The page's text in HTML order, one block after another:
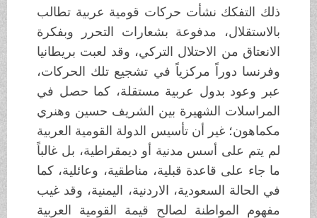
ذلك التفكك نشأت حركات قومية عربية تطالب
بالاستقلال، مدفوعة بشعارات التحرر وبفكرة
الانعتاق من الاحتلال التركي، وقد لعبت بريطانيا
وفرنسا دوراً مركزياً في تشجيع تلك الحركات،
عبر وعود بدول عربية مستقلة، كما حصل في
المراسلات الشهيرة بين الشريف حسين وهنري
مكماهون؛ غير أن تأسيس الدولة القومية العربية
لم يتم على أسس مدنية أو ديمقراطية، بل غالباً
ما جاء على قاعدة قبلية، مناطقية، وعائلية، كما
في الحالة السعودية، الاردنية، اليمنية، وقد غيب
مفهوم المواطنة لصالح قيمة القومية العربية